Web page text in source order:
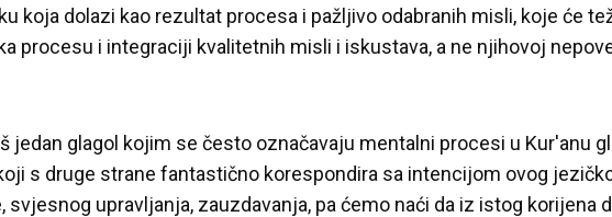
koja dolazi kao rezultat procesa i pažljivo odabranih misli, koje će
procesu i integraciji kvalitetnih misli i iskustava, a ne njihovoj
jedan glagol kojim se često označavaju mentalni procesi u Kur'anu
s druge strane fantastično korespondira sa intencijom ovog
svjesnog upravljanja, zauzdavanja, pa ćemo naći da iz istog korijena